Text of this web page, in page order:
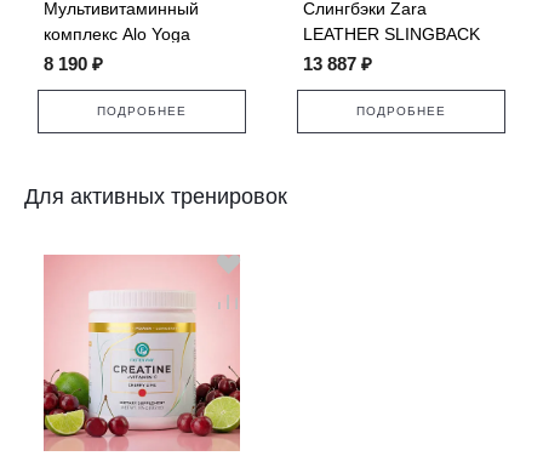
Мультивитаминный
комплекс Alo Yoga
Superfood
8 190 ₽
ПОДРОБНЕЕ
Слингбэки Zara
LEATHER SLINGBACK
FLATS
13 887 ₽
ПОДРОБНЕЕ
Для активных тренировок